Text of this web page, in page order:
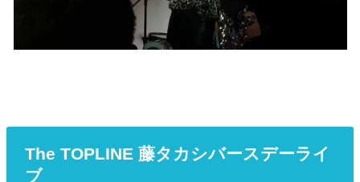
The TOPLINE 藤タカシバースデーライ
ブ